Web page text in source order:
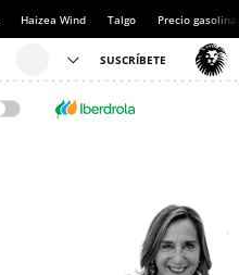
Haizea Wind Talgo Precio gasolina